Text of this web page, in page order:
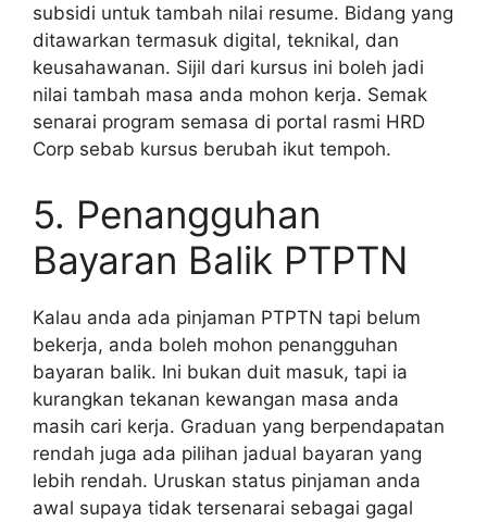
subsidi untuk tambah nilai resume. Bidang yang
ditawarkan termasuk digital, teknikal, dan
keusahawanan. Sijil dari kursus ini boleh jadi
nilai tambah masa anda mohon kerja. Semak
senarai program semasa di portal rasmi HRD
Corp sebab kursus berubah ikut tempoh.
5. Penangguhan
Bayaran Balik PTPTN
Kalau anda ada pinjaman PTPTN tapi belum
bekerja, anda boleh mohon penangguhan
bayaran balik. Ini bukan duit masuk, tapi ia
kurangkan tekanan kewangan masa anda
masih cari kerja. Graduan yang berpendapatan
rendah juga ada pilihan jadual bayaran yang
lebih rendah. Uruskan status pinjaman anda
awal supaya tidak tersenarai sebagai gagal